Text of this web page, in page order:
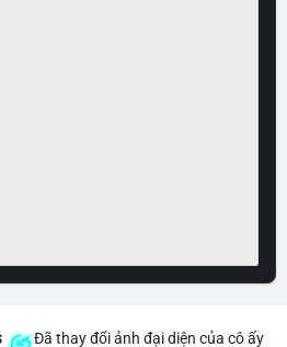
Đã thay đổi ảnh đại diện của cô ấy